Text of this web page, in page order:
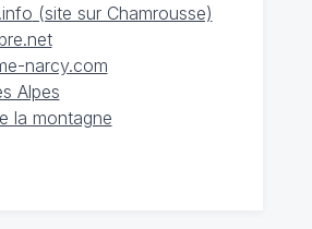
(site sur Chamrousse)
narcy.com
Alpes
la montagne